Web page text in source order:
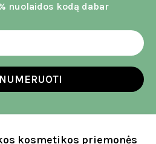
nuolaidos kodą dabar
kosmetikos priemonės